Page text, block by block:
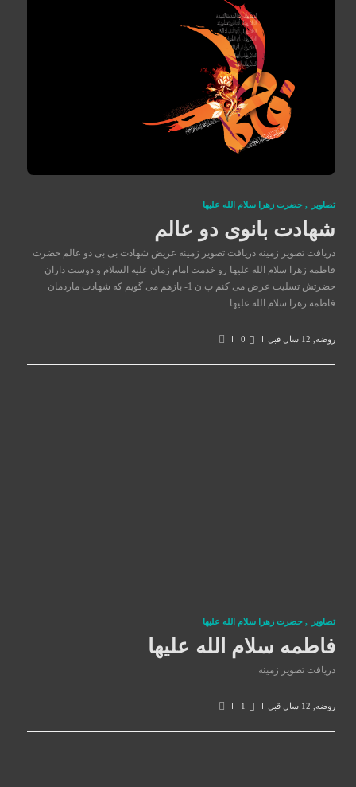
تصاوير , حضرت زهرا سلام الله علیها
شهادت بانوی دو عالم
دریافت تصویر زمینه دریافت تصویر زمینه عریض شهادت بی بی دو عالم حضرت
فاطمه زهرا سلام الله علیها رو خدمت امام زمان علیه السلام و دوست داران
حضرتش تسلیت عرض می کنم پ.ن 1- بازهم می گویم که شهادت ماردمان
فاطمه زهرا سلام الله علیها…
روضه 12 سال قبل 0
تصاوير , حضرت زهرا سلام الله علیها
فاطمه سلام الله علیها
دریافت تصویر زمینه
روضه 12 سال قبل 1